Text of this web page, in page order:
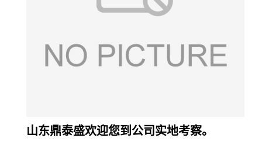
山东鼎泰盛欢迎您到公司实地考察。